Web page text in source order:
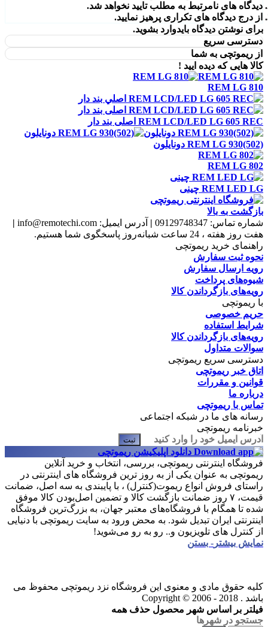
دیدگاه های نامرتبط به مطلب تایید نخواهد شد.
از درج دیدگاه های تکراری پرهیز نمایید.
برای نوشتن دیدگاه بایدوارد بشوید.
دسترسی سریع
از ریموتچی به شما
کالا هایی که دیده ایید !
REM LG 810
REM LCD/LED LG 605 REC اصلی بند دار
REM LG 930(502) دونايلون
REM LG 802
REM LED LG چينی
بازگشت به بالا
شماره تماس: 09129748347
| آدرس ایمیل: info@remotechi.com
|
هفت روز هفته ، 24 ساعت شبانه‌روز پاسخگوی شما هستیم.
راهنمای خرید ریموتچی
نحوه ثبت سفارش
رویه ارسال سفارش
شیوه‌های پرداخت
رویه‌های بازگرداندن کالا
با ریموتچی
حریم خصوصی
شرایط استفاده
رویه‌های بازگرداندن کالا
سوالات متداول
دسترسی سریع ریموتچی
اتاق خبر ریموتچی
قوانین و مقررات
درباره ما
تماس با ریموتچی
رسانه های ما در شبکه اجتماعی
خبرنامه ریموتچی
ثبت
دانلود اپلیکیشن ریموتچی
فروشگاه اینترنتی ریموتچی، بررسی، انتخاب و خرید آنلاین
ریموتچی به عنوان یکی از به روز ترین فروشگاه های اینترنتی در
راستای فروش انواع ریموت(کنترل) ، با پایبندی به سه اصل، ضمانت
قیمت، ۷ روز ضمانت بازگشت کالا و تضمین اصل‌بودن کالا موفق
شده تا همگام با فروشگاه‌های معتبر جهان، به بزرگ‌ترین فروشگاه
اینترنتی ایران تبدیل شود. به محض ورود به سایت ریموتچی با دنیایی
از کنترل های تلویزیون و.. رو به رو می‌شوید!
نمایش بیشتر - بستن
کلیه حقوق مادی و معنوی این فروشگاه نزد ریموتچی محفوظ می
باشد . Copyright © 2006 - 2018
فیلتر بر اساس شهر محصول حذف همه